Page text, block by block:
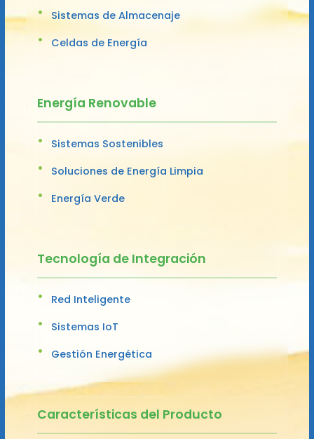
Sistemas de Almacenaje
Celdas de Energía
Energía Renovable
Sistemas Sostenibles
Soluciones de Energía Limpia
Energía Verde
Tecnología de Integración
Red Inteligente
Sistemas IoT
Gestión Energética
Características del Producto